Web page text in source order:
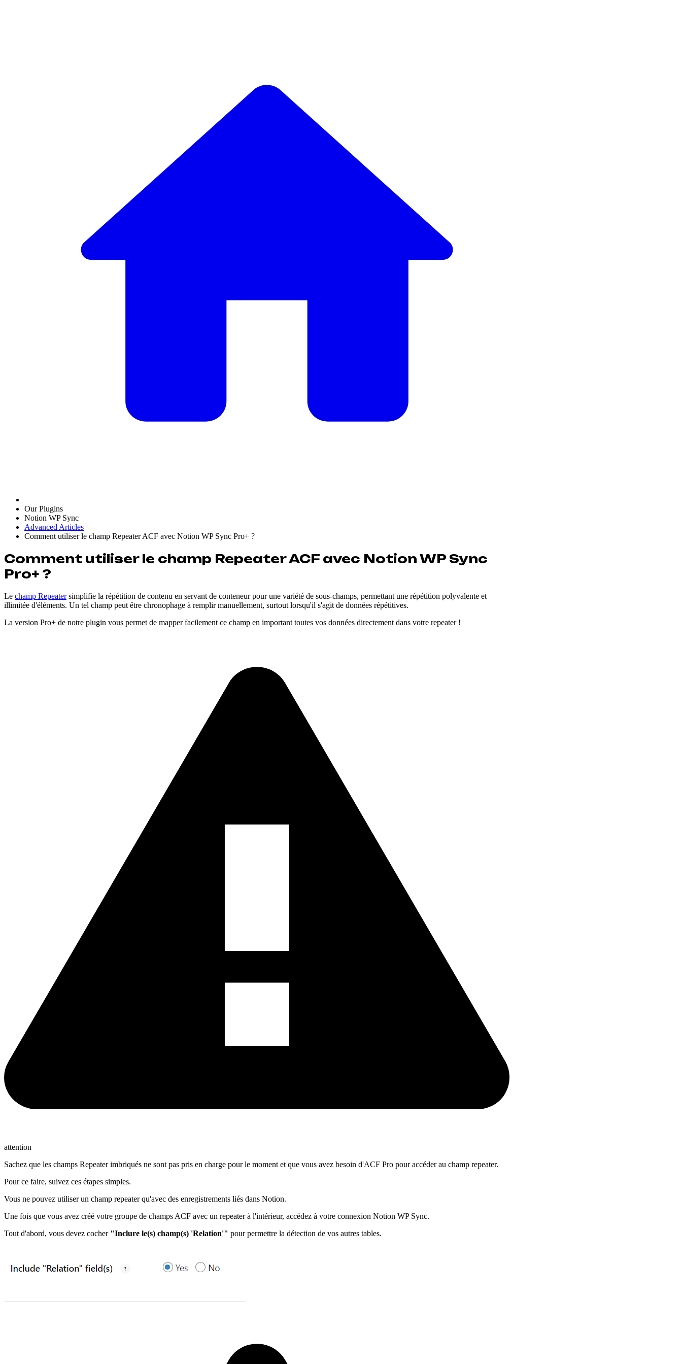
Our Plugins
Notion WP Sync
Advanced Articles
Comment utiliser le champ Repeater ACF avec Notion WP Sync Pro+ ?
Comment utiliser le champ Repeater ACF avec Notion WP Sync
Pro+ ?
Le champ Repeatersimplifie la répétition de contenu en servant de conteneur pour une variété de sous-champs, permettant une répétition polyvalente et
illimitée d'éléments. Un tel champ peut être chronophage à remplir manuellement, surtout lorsqu'il s'agit de données répétitives.
La version Pro+ de notre plugin vous permet de mapper facilement ce champ en important toutes vos données directement dans votre repeater !
attention
Sachez que les champs Repeater imbriqués ne sont pas pris en charge pour le moment et que vous avez besoin d'ACF Pro pour accéder au champ repeater.
Pour ce faire, suivez ces étapes simples.
Vous ne pouvez utiliser un champ repeater qu'avec des enregistrements liés dans Notion.
Une fois que vous avez créé votre groupe de champs ACF avec un repeater à l'intérieur, accédez à votre connexion Notion WP Sync.
Tout d'abord, vous devez cocher "Inclure le(s) champ(s) 'Relation'" pour permettre la détection de vos autres tables.